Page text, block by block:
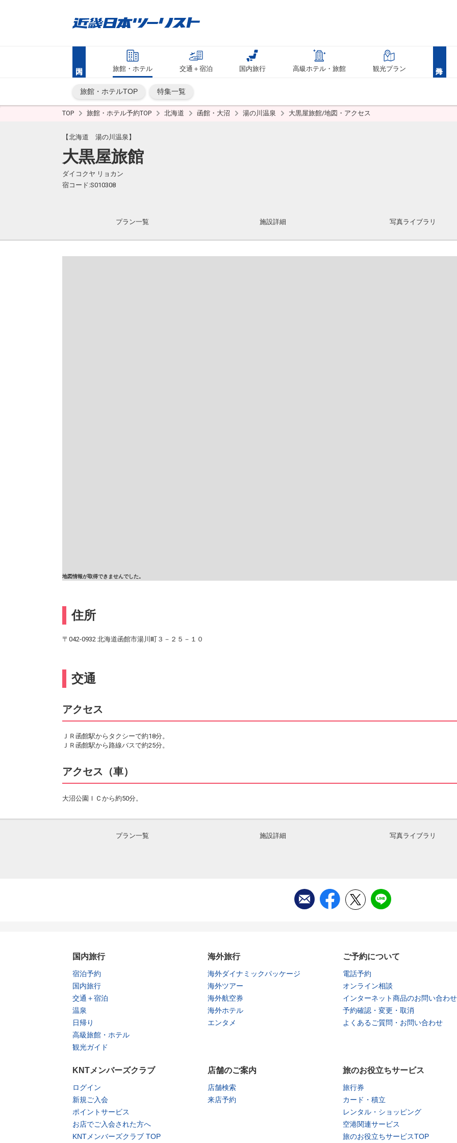
旅館・ホテル 交通＋宿泊 国内旅行 高級ホテル・旅館 観光プラン
旅館・ホテルTOP 特集一覧
TOP 旅館・ホテル予約TOP 北海道 函館・大沼 湯の川温泉 大黒屋旅館/地図・アクセス
【北海道 湯の川温泉】
大黒屋旅館
ダイコクヤ リョカン
宿コード:S010308
プラン一覧 施設詳細 写真ライブラリ
地図情報が取得できませんでした。
住所
〒042-0932 北海道函館市湯川町３－２５－１０
交通
アクセス
ＪＲ函館駅からタクシーで約18分。
ＪＲ函館駅から路線バスで約25分。
アクセス（車）
大沼公園ＩＣから約50分。
プラン一覧 施設詳細 写真ライブラリ
国内旅行
宿泊予約
国内旅行
交通＋宿泊
温泉
日帰り
高級旅館・ホテル
観光ガイド
海外旅行
海外ダイナミックパッケージ
海外ツアー
海外航空券
海外ホテル
エンタメ
ご予約について
電話予約
オンライン相談
インターネット商品のお問い合わせ
予約確認・変更・取消
よくあるご質問・お問い合わせ
KNTメンバーズクラブ
ログイン
新規ご入会
ポイントサービス
お店でご入会された方へ
KNTメンバーズクラブ TOP
店舗のご案内
店舗検索
来店予約
旅のお役立ちサービス
旅行券
カード・積立
レンタル・ショッピング
空港関連サービス
旅のお役立ちサービスTOP